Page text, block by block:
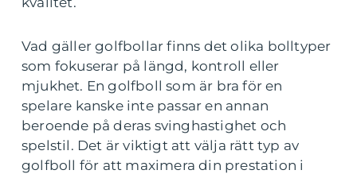
Vad gäller golfbollar finns det olika bolltyper
som fokuserar på längd, kontroll eller
mjukhet. En golfboll som är bra för en
spelare kanske inte passar en annan
beroende på deras svinghastighet och
spelstil. Det är viktigt att välja rätt typ av
golfboll för att maximera din prestation i